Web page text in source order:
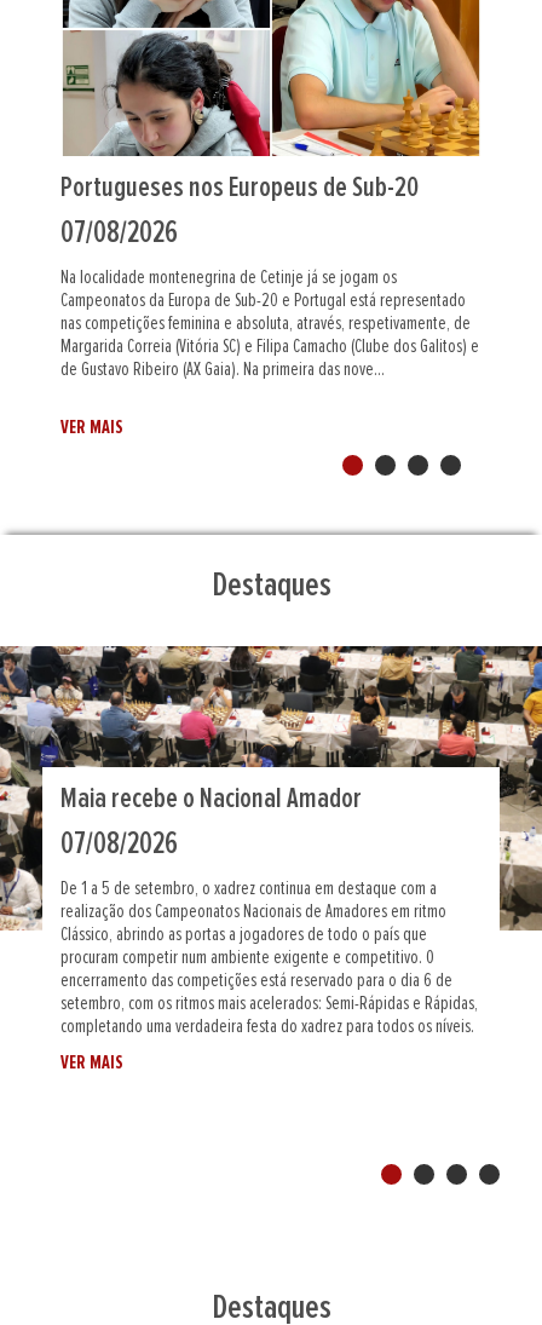
Indiano Al Muthaiah foi o “farol” em Leça
06/08/2026
O mestre internacional indiano Al Muthaiah (Assembleia Figueirense)
foi o grande vencedor do Leça Chess Open, a primeira prova do
circuito Portugal Chess Tour de 2026/27. Num torneio
supercompetitivo e equilibrado nos primeiros tabuleiros, Al
Muthaiah, cotado com 2442 pontos Elo, beneficiou de um melhor
VER MAIS
Destaques
Maia define novo Campeão Nacional
Absoluto
De 30 de agosto a 6 de setembro, a cidade da Maia recebe, na
Tecmaia, o Campeonato Nacional Absoluto, a prova máxima em
formato individual do calendário nacional, onde os melhores
jogadores portugueses vão disputar o título de Campeão Nacional
absoluto.Será uma semana intensa de grandes partidas, emoções
fortes e muito xadrez de alto nível, num palco de excelência que
reforça a ligação entre o desporto e a inovação. - Local: Tecmaia,
Maia- Datas: 30 de agosto a 6 de setembro de 2026-...
Destaques